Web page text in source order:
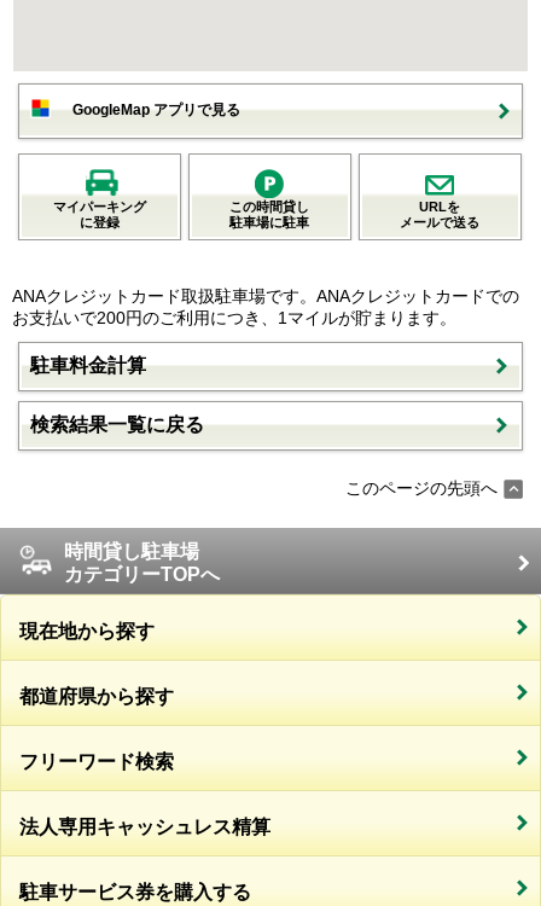
GoogleMap アプリで見る
マイパーキング
に登録
この時間貸し
駐車場に駐車
URLを
メールで送る
ANAクレジットカード取扱駐車場です。ANAクレジットカードでの
お支払いで200円のご利用につき、1マイルが貯まります。
駐車料金計算
検索結果一覧に戻る
このページの先頭へ
時間貸し駐車場
カテゴリーTOPへ
現在地から探す
都道府県から探す
フリーワード検索
法人専用キャッシュレス精算
駐車サービス券を購入する